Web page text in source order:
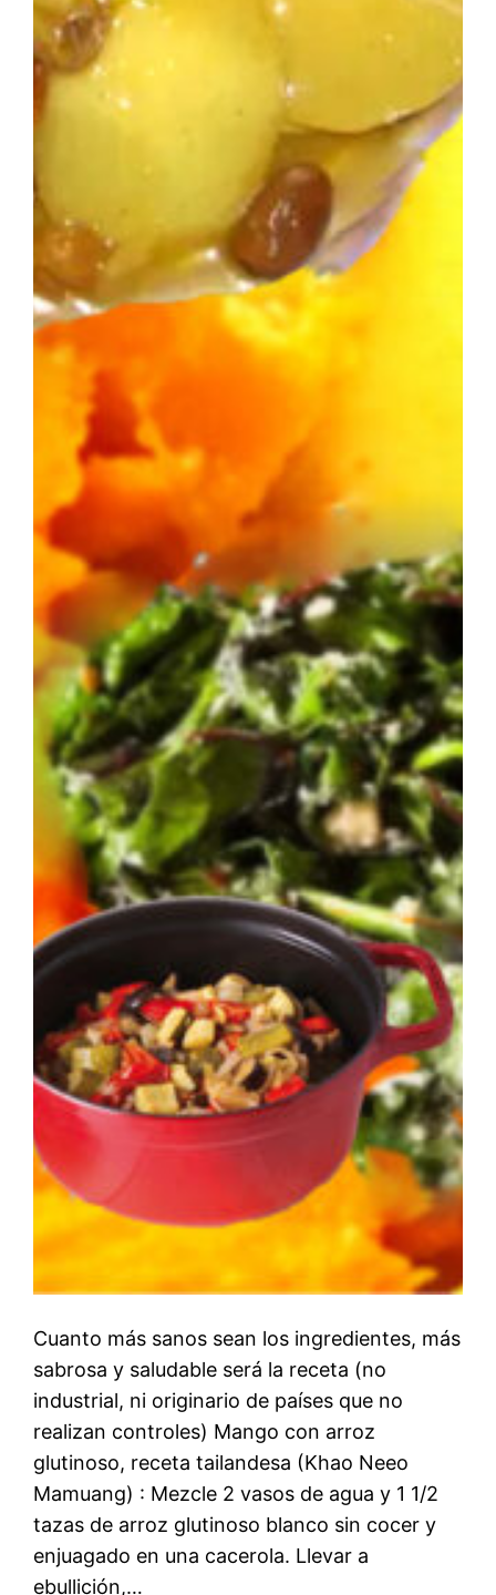
Cuanto más sanos sean los ingredientes, más
sabrosa y saludable será la receta (no
industrial, ni originario de países que no
realizan controles) Mango con arroz
glutinoso, receta tailandesa (Khao Neeo
Mamuang) : Mezcle 2 vasos de agua y 1 1/2
tazas de arroz glutinoso blanco sin cocer y
enjuagado en una cacerola. Llevar a
ebullición,…